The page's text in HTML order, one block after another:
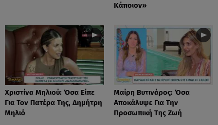
Κάποιον»
Χριστίνα Μηλιού: Όσα Είπε
Για Τον Πατέρα Της, Δημήτρη
Μηλιό
Μαίρη Βυτινάρος: Όσα
Αποκάλυψε Για Την
Προσωπική Της Ζωή